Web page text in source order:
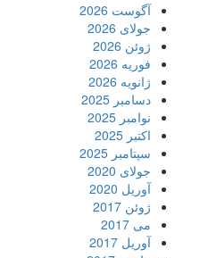
آگوست 2026
جولای 2026
ژوئن 2026
فوریه 2026
ژانویه 2026
دسامبر 2025
نوامبر 2025
اکتبر 2025
سپتامبر 2025
جولای 2020
آوریل 2020
ژوئن 2017
می 2017
آوریل 2017